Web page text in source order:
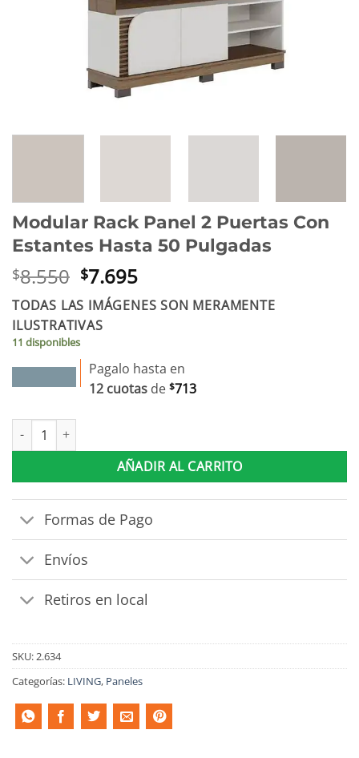
Modular Rack Panel 2 Puertas Con
Estantes Hasta 50 Pulgadas
$8.550 El
precio
original
era:
$8.550.
$7.695El
precio
actual
TODAS LAS IMÁGENES SON MERAMENTE
ILUSTRATIVAS
11 disponibles
Pagalo hasta en
12 cuotas de $713
Modular Rack Panel 2 Puertas Con Estantes Hasta 50 Pulgadas
AÑADIR AL CARRITO
Formas de Pago
Envíos
Retiros en local
SKU:2.634
Categorías: LIVING, Paneles